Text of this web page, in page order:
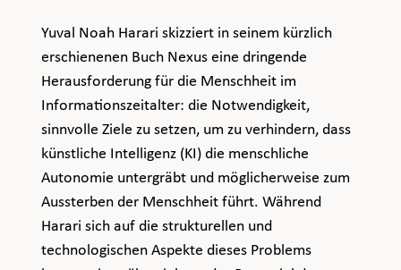
Yuval Noah Harari skizziert in seinem kürzlich
erschienenen Buch Nexus eine dringende
Herausforderung für die Menschheit im
Informationszeitalter: die Notwendigkeit,
sinnvolle Ziele zu setzen, um zu verhindern, dass
künstliche Intelligenz (KI) die menschliche
Autonomie untergräbt und möglicherweise zum
Aussterben der Menschheit führt. Während
Harari sich auf die strukturellen und
technologischen Aspekte dieses Problems